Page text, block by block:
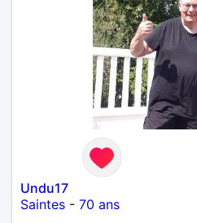
Undu17
Saintes - 70 ans